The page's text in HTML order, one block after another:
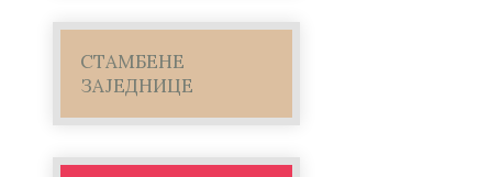
СТАМБЕНЕ
ЗАЈЕДНИЦЕ